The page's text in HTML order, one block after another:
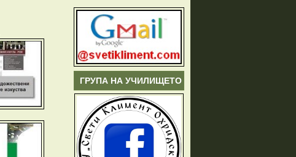
ГРУПА НА УЧИЛИЩЕТО